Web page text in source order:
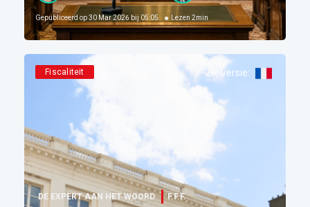
Gepubliceerd op30 Mar 2026 bij 05:05 Lezen 2min
Fiscaliteit Zie versie:
DE EXPERT AAN HET WOORD F.F.F.